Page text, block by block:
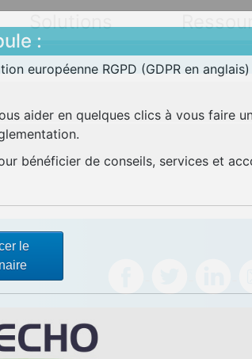
Solutions
:
européenne RGPD (GDPR en
aider en quelques clics à vous faire
bénéficier de conseils, services et
le